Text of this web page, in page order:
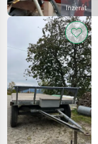
Inzerát